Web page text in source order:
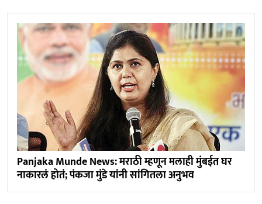
Panjaka Munde News: मराठी म्हणून मलाही मुंबईत घर
नाकारलं होतं; पंकजा मुंडे यांनी सांगितला अनुभव